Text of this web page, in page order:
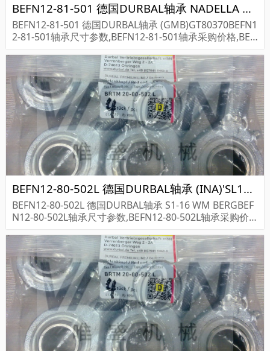
BEFN12-81-501 德国DURBAL轴承 NADELLA GC40EE
BEFN12-81-501 德国DURBAL轴承 (GMB)GT80370BEFN1
2-81-501轴承尺寸参数,BEFN12-81-501轴承采购价格,BEF
BEFN12-80-502L 德国DURBAL轴承 (INA)'SL18-5028 AC3
BEFN12-80-502L 德国DURBAL轴承 S1-16 WM BERGBEF
N12-80-502L轴承尺寸参数,BEFN12-80-502L轴承采购价